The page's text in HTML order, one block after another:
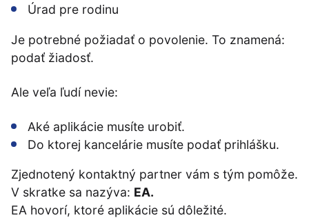
Úrad pre rodinu
Je potrebné požiadať o povolenie. To znamená:
podať žiadosť.
Ale veľa ľudí nevie:
Aké aplikácie musíte urobiť.
Do ktorej kancelárie musíte podať prihlášku.
Zjednotený kontaktný partner vám s tým pomôže.
V skratke sa nazýva: EA.
EA hovorí, ktoré aplikácie sú dôležité.